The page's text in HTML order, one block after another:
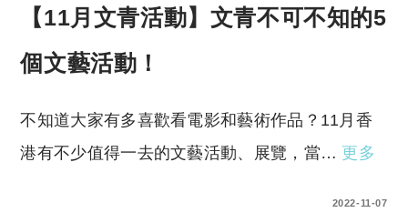
【11月文青活動】文青不可不知的5
個文藝活動！
不知道大家有多喜歡看電影和藝術作品？11月香
港有不少值得一去的文藝活動、展覽，當… 更多
2022-11-07